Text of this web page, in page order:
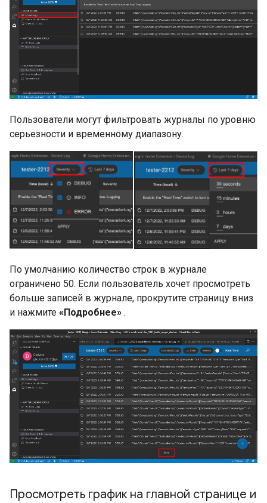
Пользователи могут фильтровать журналы по уровню
серьезности и временному диапазону.
По умолчанию количество строк в журнале
ограничено 50. Если пользователь хочет просмотреть
больше записей в журнале, прокрутите страницу вниз
и нажмите «Подробнее» .
Просмотреть график на главной странице и